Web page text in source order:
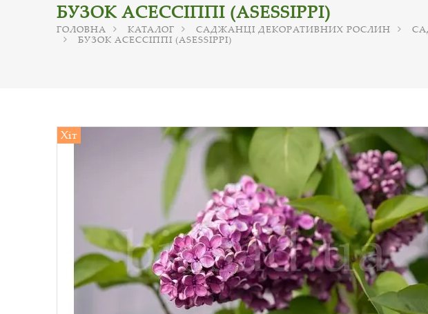
БУЗОК АСЕССІППІ (ASESSIPPI)
ГОЛОВНА КАТАЛОГ САДЖАНЦІ ДЕКОРАТИВНИХ РОСЛИН
БУЗОК АСЕССІППІ (ASESSIPPI)
Хіт